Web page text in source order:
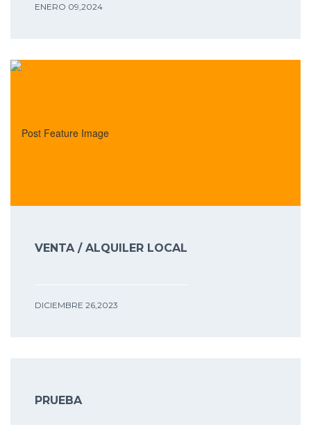
ENERO 09,2024
VENTA / ALQUILER LOCAL
DICIEMBRE 26,2023
PRUEBA